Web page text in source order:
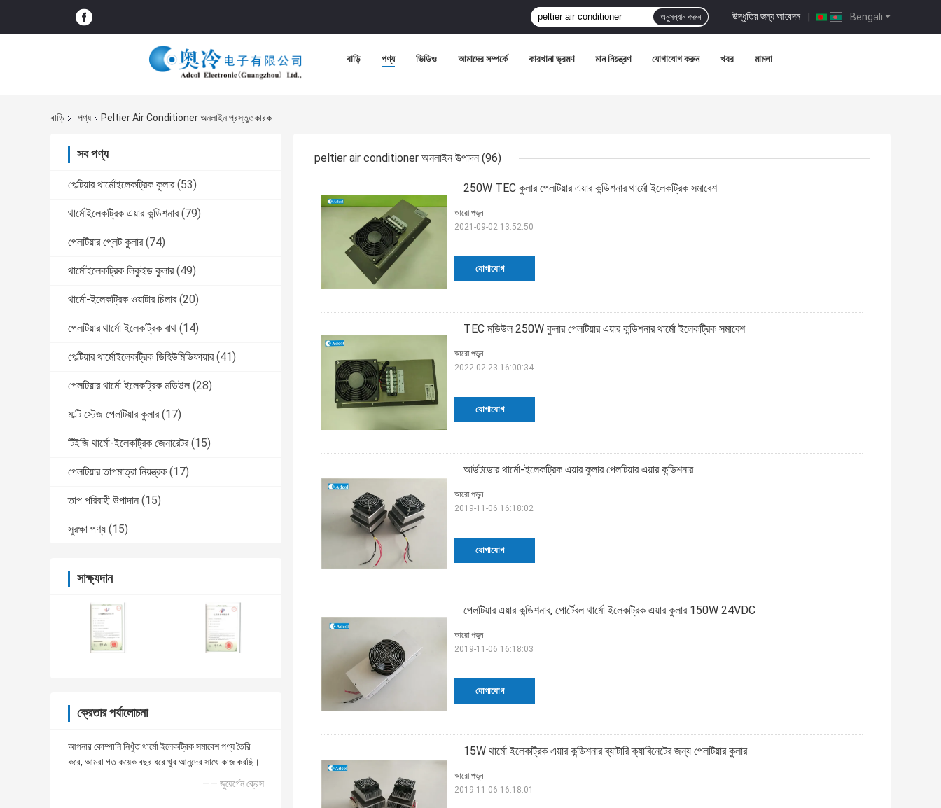
Bengali
উদ্ধৃতির জন্য আবেদন |
অনুসন্ধান করুন
বাড়ি পণ্য ভিডিও আমাদের সম্পর্কে কারখানা ভ্রমণ মান নিয়ন্ত্রণ যোগাযোগ করুন খবর মামলা
বাড়ি পণ্য Peltier Air Conditioner অনলাইন প্রস্তুতকারক
সব পণ্য
পেল্টিয়ার থার্মোইলেকট্রিক কুলার (53)
থার্মোইলেকট্রিক এয়ার কন্ডিশনার (79)
পেলটিয়ার প্লেট কুলার (74)
থার্মোইলেকট্রিক লিকুইড কুলার (49)
থার্মো-ইলেকট্রিক ওয়াটার চিলার (20)
পেলটিয়ার থার্মো ইলেকট্রিক বাথ (14)
পেল্টিয়ার থার্মোইলেকট্রিক ডিহিউমিডিফায়ার (41)
পেলটিয়ার থার্মো ইলেকট্রিক মডিউল (28)
মাল্টি স্টেজ পেলটিয়ার কুলার (17)
টিইজি থার্মো-ইলেকট্রিক জেনারেটর (15)
পেলটিয়ার তাপমাত্রা নিয়ন্ত্রক (17)
তাপ পরিবাহী উপাদান (15)
সুরক্ষা পণ্য (15)
সাক্ষ্যদান
ক্রেতার পর্যালোচনা
আপনার কোম্পানি নিখুঁত থার্মো ইলেকট্রিক সমাবেশ পণ্য তৈরি
করে, আমরা গত কয়েক বছর ধরে খুব আনন্দের সাথে কাজ করছি।
—— জুয়ের্গেন ক্রেস
peltier air conditioner অনলাইন উত্পাদন (96)
250W TEC কুলার পেলটিয়ার এয়ার কন্ডিশনার থার্মো ইলেকট্রিক সমাবেশ
যোগাযোগ
আরো পড়ুন
2021-09-02 13:52:50
TEC মডিউল 250W কুলার পেলটিয়ার এয়ার কন্ডিশনার থার্মো ইলেকট্রিক সমাবেশ
যোগাযোগ
আরো পড়ুন
2022-02-23 16:00:34
আউটডোর থার্মো-ইলেকট্রিক এয়ার কুলার পেলটিয়ার এয়ার কন্ডিশনার
যোগাযোগ
আরো পড়ুন
2019-11-06 16:18:02
পেলটিয়ার এয়ার কন্ডিশনার, পোর্টেবল থার্মো ইলেকট্রিক এয়ার কুলার 150W 24VDC
যোগাযোগ
আরো পড়ুন
2019-11-06 16:18:03
15W থার্মো ইলেকট্রিক এয়ার কন্ডিশনার ব্যাটারি ক্যাবিনেটের জন্য পেলটিয়ার কুলার
আরো পড়ুন
2019-11-06 16:18:01